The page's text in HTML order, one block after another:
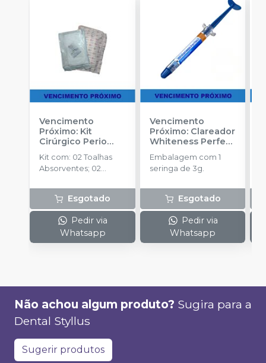
Vencimento
Próximo: Kit
Cirúrgico Perio
peças -SP HEALTH
Kit com: 02 Toalhas
Absorventes; 02
Campo de Mesa -
(0,70x0.90m); 01
Campo de Mesa
Impermeável - ( 0,70 x
0,90m ); 02 Capas de
Esgotado
Pedir via
Whatsapp
Vencimento
Próximo: Clareador
Whiteness Perfect
Embalagem com 1
seringa de 3g.
Esgotado
Pedir via
Whatsapp
Não achou algum produto? Sugira para a
Dental Styllus
Sugerir produtos